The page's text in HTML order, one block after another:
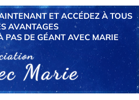
ET ACCÉDEZ À TOUS
AVANTAGES
PAS DE GÉANT AVEC MARIE